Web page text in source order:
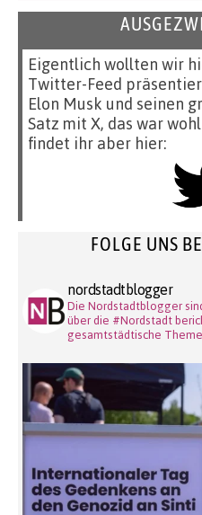
Eigentlich wollten wir
Twitter-Feed
Elon Musk und seinen
Satz mit X, das war
findet ihr aber hier:
FOLGE UNS
nordstadtblogger
Die Nordstadtblogger
über die #Nordstadt
gesamtstädtische